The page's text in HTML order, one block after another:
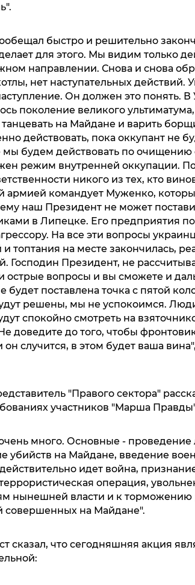
быстро и решительно
для этого. Мы видим только
направлении. Снова и снова
нет наступательных действий.
Он должен это понять. В
поколение великого
на Майдане и варить
действовать, пока оккупант не
будем действовать по очищению
режим внутренней оккупации.
никого из тех, кто
армией командует Муженко,
наш Президент не может
в Липецке. Его предприятия
На все эти вопросы
топтания на месте закончилась,
Господин Президент, не
острые вопросы и вы сможете и
будет поставлена точка с пятой
решены, мы не успокоимся.
спокойно смотреть на
доведите до того, чтобы
он случится, в этом будет ваша
"Правого сектора"
участников "Марша
много. Основные - проведение
убийств на Майдане, введение
идет война,
операция,
нынешней власти и к торможению
совершенных на Майдане".
сказал, что сегодняшняя акция